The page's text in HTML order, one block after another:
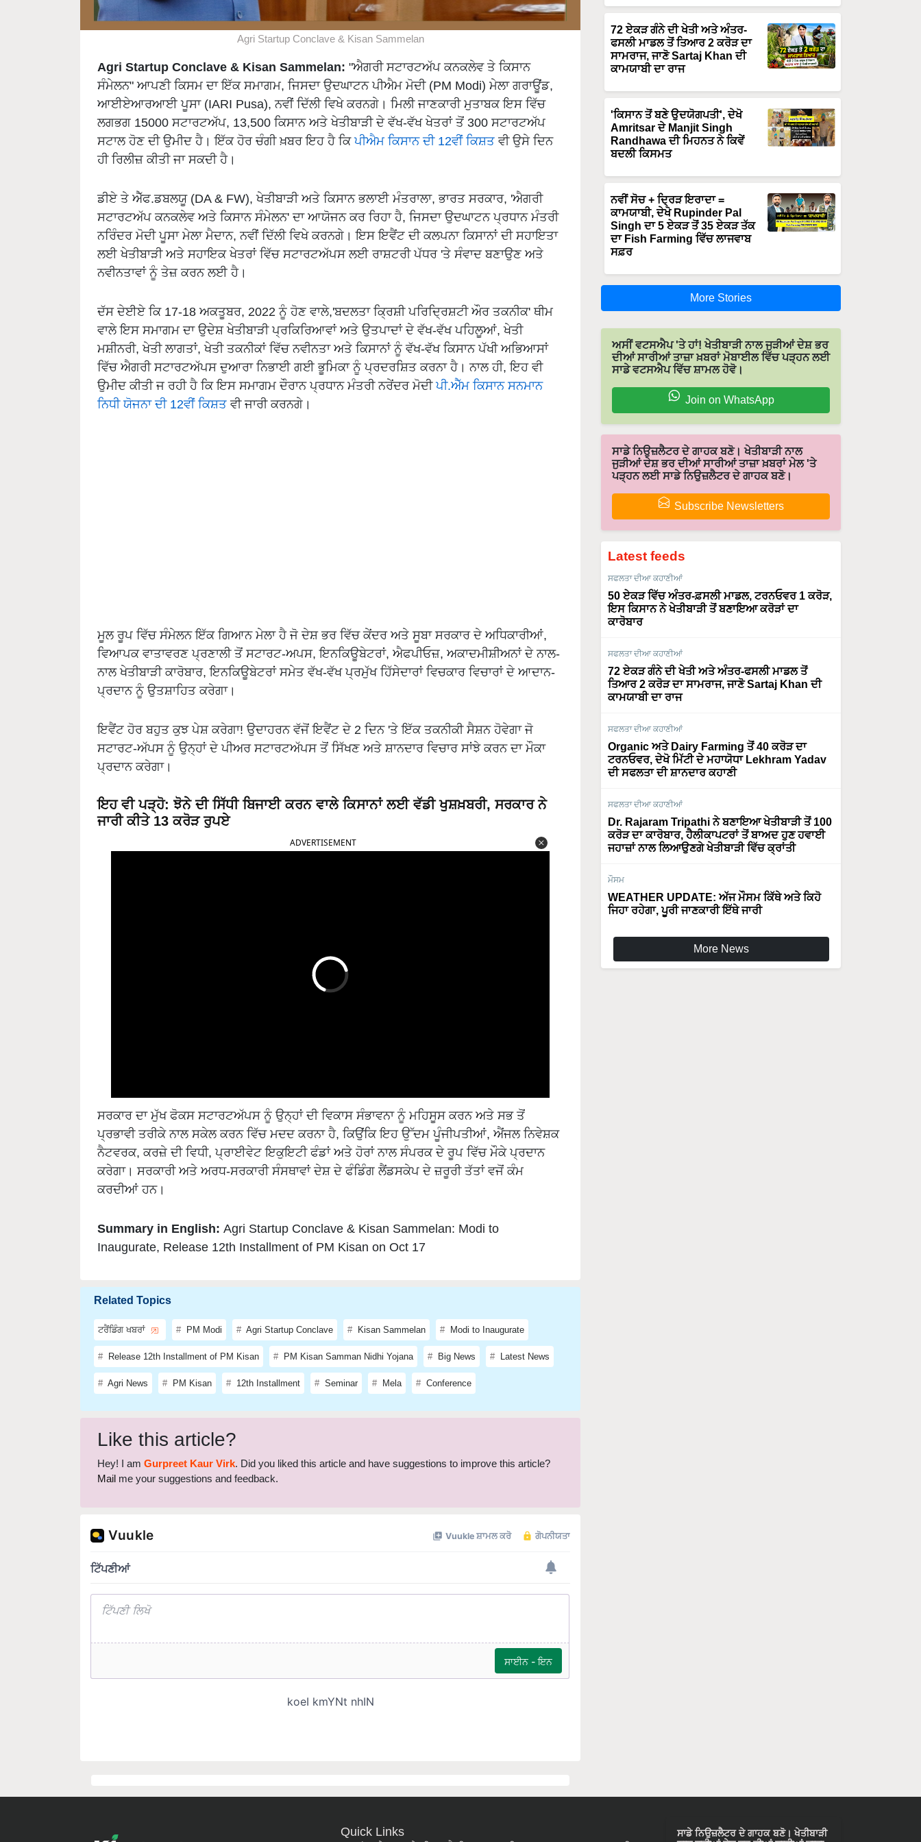
Agri Startup Conclave & Kisan Sammelan
Agri Startup Conclave & Kisan Sammelan: "ਐਗਰੀ ਸਟਾਰਟਅੱਪ ਕਨਕਲੇਵ ਤੇ ਕਿਸਾਨ
ਸੰਮੇਲਨ" ਆਪਣੀ ਕਿਸਮ ਦਾ ਇੱਕ ਸਮਾਗਮ, ਜਿਸਦਾ ਉਦਘਾਟਨ ਪੀਐਮ ਮੋਦੀ (PM Modi) ਮੇਲਾ ਗਰਾਊਂਡ,
ਆਈਏਆਰਆਈ ਪੂਸਾ (IARI Pusa), ਨਵੀਂ ਦਿੱਲੀ ਵਿਖੇ ਕਰਨਗੇ। ਮਿਲੀ ਜਾਣਕਾਰੀ ਮੁਤਾਬਕ ਇਸ ਵਿੱਚ
ਲਗਭਗ 15000 ਸਟਾਰਟਅੱਪ, 13,500 ਕਿਸਾਨ ਅਤੇ ਖੇਤੀਬਾੜੀ ਦੇ ਵੱਖ-ਵੱਖ ਖੇਤਰਾਂ ਤੋਂ 300 ਸਟਾਰਟਅੱਪ
ਸਟਾਲ ਹੋਣ ਦੀ ਉਮੀਦ ਹੈ। ਇੱਕ ਹੋਰ ਚੰਗੀ ਖ਼ਬਰ ਇਹ ਹੈ ਕਿਪੀਐਮ ਕਿਸਾਨ ਦੀ 12ਵੀਂ ਕਿਸ਼ਤ ਵੀ ਉਸੇ ਦਿਨ
ਹੀ ਰਿਲੀਜ਼ ਕੀਤੀ ਜਾ ਸਕਦੀ ਹੈ।
ਡੀਏ ਤੇ ਐੱਫ.ਡਬਲਯੂ (DA & FW), ਖੇਤੀਬਾੜੀ ਅਤੇ ਕਿਸਾਨ ਭਲਾਈ ਮੰਤਰਾਲਾ, ਭਾਰਤ ਸਰਕਾਰ, 'ਐਗਰੀ
ਸਟਾਰਟਅੱਪ ਕਨਕਲੇਵ ਅਤੇ ਕਿਸਾਨ ਸੰਮੇਲਨ' ਦਾ ਆਯੋਜਨ ਕਰ ਰਿਹਾ ਹੈ, ਜਿਸਦਾ ਉਦਘਾਟਨ ਪ੍ਰਧਾਨ ਮੰਤਰੀ
ਨਰਿੰਦਰ ਮੋਦੀ ਪੂਸਾ ਮੇਲਾ ਮੈਦਾਨ, ਨਵੀਂ ਦਿੱਲੀ ਵਿਖੇ ਕਰਨਗੇ। ਇਸ ਇਵੈਂਟ ਦੀ ਕਲਪਨਾ ਕਿਸਾਨਾਂ ਦੀ ਸਹਾਇਤਾ
ਲਈ ਖੇਤੀਬਾੜੀ ਅਤੇ ਸਹਾਇਕ ਖੇਤਰਾਂ ਵਿੱਚ ਸਟਾਰਟਅੱਪਸ ਲਈ ਰਾਸ਼ਟਰੀ ਪੱਧਰ 'ਤੇ ਸੰਵਾਦ ਬਣਾਉਣ ਅਤੇ
ਨਵੀਨਤਾਵਾਂ ਨੂੰ ਤੇਜ਼ ਕਰਨ ਲਈ ਹੈ।
ਦੱਸ ਦੇਈਏ ਕਿ 17-18 ਅਕਤੂਬਰ, 2022 ਨੂੰ ਹੋਣ ਵਾਲੇ,'ਬਦਲਤਾ ਕ੍ਰਿਸ਼ੀ ਪਰਿਦ੍ਰਿਸ਼ਟੀ ਔਰ ਤਕਨੀਕ' ਥੀਮ
ਵਾਲੇ ਇਸ ਸਮਾਗਮ ਦਾ ਉਦੇਸ਼ ਖੇਤੀਬਾੜੀ ਪ੍ਰਕਿਰਿਆਵਾਂ ਅਤੇ ਉਤਪਾਦਾਂ ਦੇ ਵੱਖ-ਵੱਖ ਪਹਿਲੂਆਂ, ਖੇਤੀ
ਮਸ਼ੀਨਰੀ, ਖੇਤੀ ਲਾਗਤਾਂ, ਖੇਤੀ ਤਕਨੀਕਾਂ ਵਿੱਚ ਨਵੀਨਤਾ ਅਤੇ ਕਿਸਾਨਾਂ ਨੂੰ ਵੱਖ-ਵੱਖ ਕਿਸਾਨ ਪੱਖੀ ਅਭਿਆਸਾਂ
ਵਿੱਚ ਐਗਰੀ ਸਟਾਰਟਅੱਪਸ ਦੁਆਰਾ ਨਿਭਾਈ ਗਈ ਭੂਮਿਕਾ ਨੂੰ ਪ੍ਰਦਰਸ਼ਿਤ ਕਰਨਾ ਹੈ। ਨਾਲ ਹੀ, ਇਹ ਵੀ
ਉਮੀਦ ਕੀਤੀ ਜ ਰਹੀ ਹੈ ਕਿ ਇਸ ਸਮਾਗਮ ਦੌਰਾਨ ਪ੍ਰਧਾਨ ਮੰਤਰੀ ਨਰੇਂਦਰ ਮੋਦੀਪੀ.ਐੱਮ ਕਿਸਾਨ ਸਨਮਾਨ
ਨਿਧੀ ਯੋਜਨਾ ਦੀ 12ਵੀਂ ਕਿਸ਼ਤ ਵੀ ਜਾਰੀ ਕਰਨਗੇ।
ਮੂਲ ਰੂਪ ਵਿੱਚ ਸੰਮੇਲਨ ਇੱਕ ਗਿਆਨ ਮੇਲਾ ਹੈ ਜੋ ਦੇਸ਼ ਭਰ ਵਿੱਚ ਕੇਂਦਰ ਅਤੇ ਸੂਬਾ ਸਰਕਾਰ ਦੇ ਅਧਿਕਾਰੀਆਂ,
ਵਿਆਪਕ ਵਾਤਾਵਰਣ ਪ੍ਰਣਾਲੀ ਤੋਂ ਸਟਾਰਟ-ਅਪਸ, ਇਨਕਿਊਬੇਟਰਾਂ, ਐਫਪੀਓਜ਼, ਅਕਾਦਮੀਸ਼ੀਅਨਾਂ ਦੇ ਨਾਲ-
ਨਾਲ ਖੇਤੀਬਾੜੀ ਕਾਰੋਬਾਰ, ਇਨਕਿਊਬੇਟਰਾਂ ਸਮੇਤ ਵੱਖ-ਵੱਖ ਪ੍ਰਮੁੱਖ ਹਿੱਸੇਦਾਰਾਂ ਵਿਚਕਾਰ ਵਿਚਾਰਾਂ ਦੇ ਆਦਾਨ-
ਪ੍ਰਦਾਨ ਨੂੰ ਉਤਸ਼ਾਹਿਤ ਕਰੇਗਾ।
ਇਵੈਂਟ ਹੋਰ ਬਹੁਤ ਕੁਝ ਪੇਸ਼ ਕਰੇਗਾ! ਉਦਾਹਰਨ ਵੱਜੋਂ ਇਵੈਂਟ ਦੇ 2 ਦਿਨ 'ਤੇ ਇੱਕ ਤਕਨੀਕੀ ਸੈਸ਼ਨ ਹੋਵੇਗਾ ਜੋ
ਸਟਾਰਟ-ਅੱਪਸ ਨੂੰ ਉਨ੍ਹਾਂ ਦੇ ਪੀਅਰ ਸਟਾਰਟਅੱਪਸ ਤੋਂ ਸਿੱਖਣ ਅਤੇ ਸ਼ਾਨਦਾਰ ਵਿਚਾਰ ਸਾਂਝੇ ਕਰਨ ਦਾ ਮੌਕਾ
ਪ੍ਰਦਾਨ ਕਰੇਗਾ।
ਇਹ ਵੀ ਪੜ੍ਹੋ:ਝੋਨੇ ਦੀ ਸਿੱਧੀ ਬਿਜਾਈ ਕਰਨ ਵਾਲੇ ਕਿਸਾਨਾਂ ਲਈ ਵੱਡੀ ਖੁਸ਼ਖ਼ਬਰੀ, ਸਰਕਾਰ ਨੇ
ਜਾਰੀ ਕੀਤੇ 13 ਕਰੋੜ ਰੁਪਏ
ADVERTISEMENT
ਸਰਕਾਰ ਦਾ ਮੁੱਖ ਫੋਕਸ ਸਟਾਰਟਅੱਪਸ ਨੂੰ ਉਨ੍ਹਾਂ ਦੀ ਵਿਕਾਸ ਸੰਭਾਵਨਾ ਨੂੰ ਮਹਿਸੂਸ ਕਰਨ ਅਤੇ ਸਭ ਤੋਂ
ਪ੍ਰਭਾਵੀ ਤਰੀਕੇ ਨਾਲ ਸਕੇਲ ਕਰਨ ਵਿੱਚ ਮਦਦ ਕਰਨਾ ਹੈ, ਕਿਉਂਕਿ ਇਹ ਉੱਦਮ ਪੂੰਜੀਪਤੀਆਂ, ਐਂਜਲ ਨਿਵੇਸ਼ਕ
ਨੈਟਵਰਕ, ਕਰਜ਼ੇ ਦੀ ਵਿਧੀ, ਪ੍ਰਾਈਵੇਟ ਇਕੁਇਟੀ ਫੰਡਾਂ ਅਤੇ ਹੋਰਾਂ ਨਾਲ ਸੰਪਰਕ ਦੇ ਰੂਪ ਵਿੱਚ ਮੌਕੇ ਪ੍ਰਦਾਨ
ਕਰੇਗਾ। ਸਰਕਾਰੀ ਅਤੇ ਅਰਧ-ਸਰਕਾਰੀ ਸੰਸਥਾਵਾਂ ਦੇਸ਼ ਦੇ ਫੰਡਿੰਗ ਲੈਂਡਸਕੇਪ ਦੇ ਜ਼ਰੂਰੀ ਤੱਤਾਂ ਵਜੋਂ ਕੰਮ
ਕਰਦੀਆਂ ਹਨ।
Summary in English: Agri Startup Conclave & Kisan Sammelan: Modi to
Inaugurate, Release 12th Installment of PM Kisan on Oct 17
Related Topics
ਟਰੈਂਡਿੰਗ ਖਬਰਾਂ PM Modi Agri Startup Conclave Kisan Sammelan Modi to Inaugurate
Release 12th Installment of PM Kisan PM Kisan Samman Nidhi Yojana Big News Latest News
Agri News PM Kisan 12th Installment Seminar Mela Conference
Like this article?
Hey! I am Gurpreet Kaur Virk. Did you liked this article and have suggestions to improve this article?
Mail me your suggestions and feedback.
72 ਏਕੜ ਗੰਨੇ ਦੀ ਖੇਤੀ ਅਤੇ ਅੰਤਰ-
ਫਸਲੀ ਮਾਡਲ ਤੋਂ ਤਿਆਰ 2 ਕਰੋੜ ਦਾ
ਸਾਮਰਾਜ, ਜਾਣੋ Sartaj Khan ਦੀ
ਕਾਮਯਾਬੀ ਦਾ ਰਾਜ
'ਕਿਸਾਨ ਤੋਂ ਬਣੇ ਉਦਯੋਗਪਤੀ', ਦੇਖੋ
Amritsar ਦੇ Manjit Singh
Randhawa ਦੀ ਮਿਹਨਤ ਨੇ ਕਿਵੇਂ
ਬਦਲੀ ਕਿਸਮਤ
ਨਵੀਂ ਸੋਚ + ਦ੍ਰਿੜ ਇਰਾਦਾ =
ਕਾਮਯਾਬੀ, ਦੇਖੋ Rupinder Pal
Singh ਦਾ 5 ਏਕੜ ਤੋਂ 35 ਏਕੜ ਤੱਕ
ਦਾ Fish Farming ਵਿੱਚ ਲਾਜਵਾਬ
ਸਫ਼ਰ
More Stories
ਅਸੀਂ ਵਟਸਐਪ 'ਤੇ ਹਾਂ! ਖੇਤੀਬਾੜੀ ਨਾਲ ਜੁੜੀਆਂ ਦੇਸ਼ ਭਰ
ਦੀਆਂ ਸਾਰੀਆਂ ਤਾਜ਼ਾ ਖ਼ਬਰਾਂ ਮੋਬਾਈਲ ਵਿੱਚ ਪੜ੍ਹਨ ਲਈ
ਸਾਡੇ ਵਟਸਐਪ ਵਿੱਚ ਸ਼ਾਮਲ ਹੋਵੋ।
Join on WhatsApp
ਸਾਡੇ ਨਿਉਜ਼ਲੈਟਰ ਦੇ ਗਾਹਕ ਬਣੋ। ਖੇਤੀਬਾੜੀ ਨਾਲ
ਜੁੜੀਆਂ ਦੇਸ਼ ਭਰ ਦੀਆਂ ਸਾਰੀਆਂ ਤਾਜ਼ਾ ਖ਼ਬਰਾਂ ਮੇਲ 'ਤੇ
ਪੜ੍ਹਨ ਲਈ ਸਾਡੇ ਨਿਉਜ਼ਲੈਟਰ ਦੇ ਗਾਹਕ ਬਣੋ।
Subscribe Newsletters
Latest feeds
ਸਫਲਤਾ ਦੀਆ ਕਹਾਣੀਆਂ
50 ਏਕੜ ਵਿੱਚ ਅੰਤਰ-ਫ਼ਸਲੀ ਮਾਡਲ, ਟਰਨਓਵਰ 1 ਕਰੋੜ,
ਇਸ ਕਿਸਾਨ ਨੇ ਖੇਤੀਬਾੜੀ ਤੋਂ ਬਣਾਇਆ ਕਰੋੜਾਂ ਦਾ
ਕਾਰੋਬਾਰ
ਸਫਲਤਾ ਦੀਆ ਕਹਾਣੀਆਂ
72 ਏਕੜ ਗੰਨੇ ਦੀ ਖੇਤੀ ਅਤੇ ਅੰਤਰ-ਫਸਲੀ ਮਾਡਲ ਤੋਂ
ਤਿਆਰ 2 ਕਰੋੜ ਦਾ ਸਾਮਰਾਜ, ਜਾਣੋ Sartaj Khan ਦੀ
ਕਾਮਯਾਬੀ ਦਾ ਰਾਜ
ਸਫਲਤਾ ਦੀਆ ਕਹਾਣੀਆਂ
Organic ਅਤੇ Dairy Farming ਤੋਂ 40 ਕਰੋੜ ਦਾ
ਟਰਨਓਵਰ, ਦੇਖੋ ਮਿੱਟੀ ਦੇ ਮਹਾਯੋਧਾ Lekhram Yadav
ਦੀ ਸਫਲਤਾ ਦੀ ਸ਼ਾਨਦਾਰ ਕਹਾਣੀ
ਸਫਲਤਾ ਦੀਆ ਕਹਾਣੀਆਂ
Dr. Rajaram Tripathi ਨੇ ਬਣਾਇਆ ਖੇਤੀਬਾੜੀ ਤੋਂ 100
ਕਰੋੜ ਦਾ ਕਾਰੋਬਾਰ, ਹੈਲੀਕਾਪਟਰਾਂ ਤੋਂ ਬਾਅਦ ਹੁਣ ਹਵਾਈ
ਜਹਾਜ਼ਾਂ ਨਾਲ ਲਿਆਉਣਗੇ ਖੇਤੀਬਾੜੀ ਵਿੱਚ ਕ੍ਰਾਂਤੀ
ਮੌਸਮ
WEATHER UPDATE: ਅੱਜ ਮੌਸਮ ਕਿੱਥੇ ਅਤੇ ਕਿਹੋ
ਜਿਹਾ ਰਹੇਗਾ, ਪੂਰੀ ਜਾਣਕਾਰੀ ਇੱਥੇ ਜਾਰੀ
More News
Quick Links
ਸਾਡੇ ਨਿਉਜ਼ਲੈਟਰ ਦੇ ਗਾਹਕ ਬਣੋ। ਖੇਤੀਬਾੜੀ